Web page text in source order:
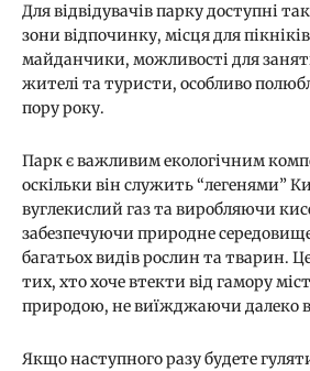
Для відвідувачів парку доступні
зони відпочинку, місця для
майданчики, можливості для
жителі та туристи, особливо
пору року.
Парк є важливим екологічним
оскільки він служить “легенями”
вуглекислий газ та виробляючи
забезпечуючи природне
багатьох видів рослин та тварин.
тих, хто хоче втекти від гамору
природою, не виїжджаючи далеко
Якщо наступного разу будете